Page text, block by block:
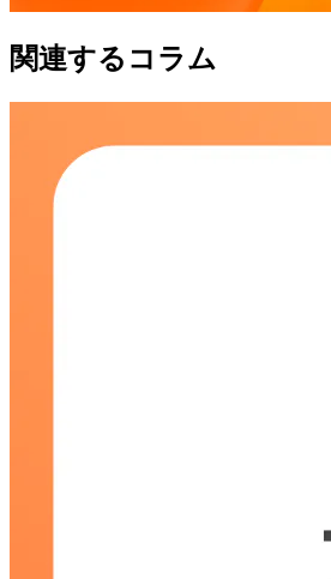
関連するコラム